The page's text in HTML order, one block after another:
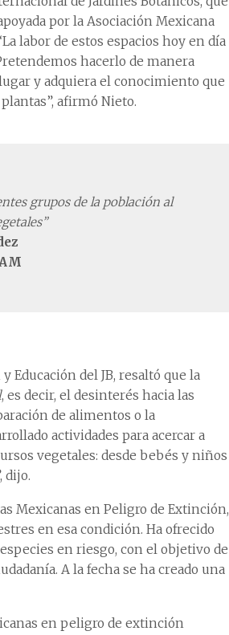
por la Asociación Mexicana
labor de estos espacios hoy en día
hacerlo de manera
y adquiera el conocimiento que
afirmó Nieto.
grupos de la población al
Educación del JB, resaltó que la
, es decir, el desinterés hacia las
de alimentos o la
actividades para acercar a
vegetales: desde bebés y niños
dijo.
Mexicanas en Peligro de Extinción,
en esa condición. Ha ofrecido
en riesgo, con el objetivo de
A la fecha se ha creado una
en peligro de extinción